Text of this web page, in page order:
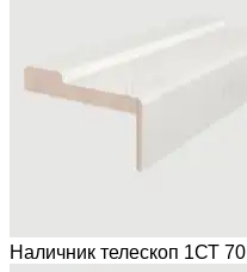
Наличник телескоп 1СТ 70